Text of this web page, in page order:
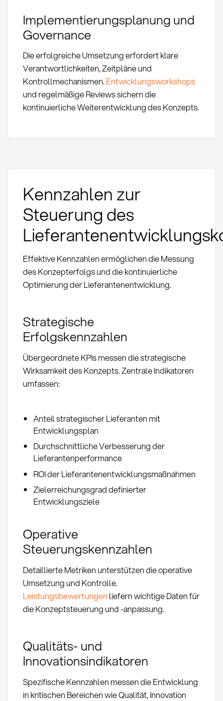
Implementierungsplanung und
Governance
Die erfolgreiche Umsetzung erfordert klare
Verantwortlichkeiten, Zeitpläne und
Kontrollmechanismen. Entwicklungsworkshops
und regelmäßige Reviews sichern die
kontinuierliche Weiterentwicklung des Konzepts.
Kennzahlen zur
Steuerung des
Effektive Kennzahlen ermöglichen die Messung
des Konzepterfolgs und die kontinuierliche
Optimierung der Lieferantenentwicklung.
Strategische
Erfolgskennzahlen
Übergeordnete KPIs messen die strategische
Wirksamkeit des Konzepts. Zentrale Indikatoren
umfassen:
Anteil strategischer Lieferanten mit
Entwicklungsplan
Durchschnittliche Verbesserung der
Lieferantenperformance
ROI der Lieferantenentwicklungsmaßnahmen
Zielerreichungsgrad definierter
Entwicklungsziele
Operative
Steuerungskennzahlen
Detaillierte Metriken unterstützen die operative
Umsetzung und Kontrolle.
Leistungsbewertungen liefern wichtige Daten für
die Konzeptsteuerung und -anpassung.
Qualitäts- und
Innovationsindikatoren
Spezifische Kennzahlen messen die Entwicklung
in kritischen Bereichen wie Qualität, Innovation